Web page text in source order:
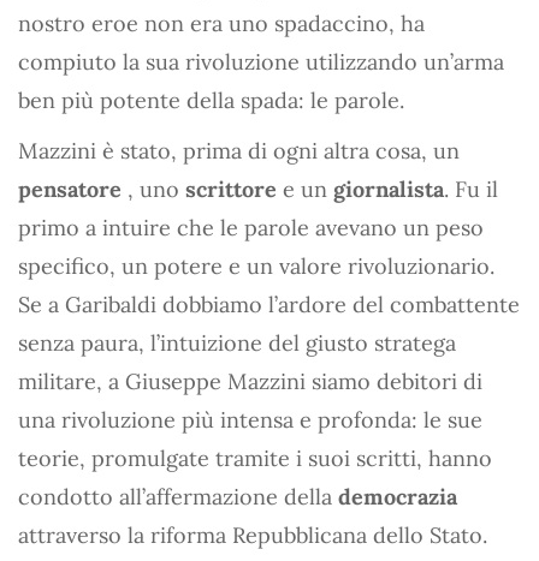
nostro eroe non era uno spadaccino, ha
compiuto la sua rivoluzione utilizzando un’arma
ben più potente della spada: le parole.
Mazzini è stato, prima di ogni altra cosa, un
pensatore , uno scrittore e un giornalista. Fu il
primo a intuire che le parole avevano un peso
specifico, un potere e un valore rivoluzionario.
Se a Garibaldi dobbiamo l’ardore del combattente
senza paura, l’intuizione del giusto stratega
militare, a Giuseppe Mazzini siamo debitori di
una rivoluzione più intensa e profonda: le sue
teorie, promulgate tramite i suoi scritti, hanno
condotto all’affermazione della democrazia
attraverso la riforma Repubblicana dello Stato.